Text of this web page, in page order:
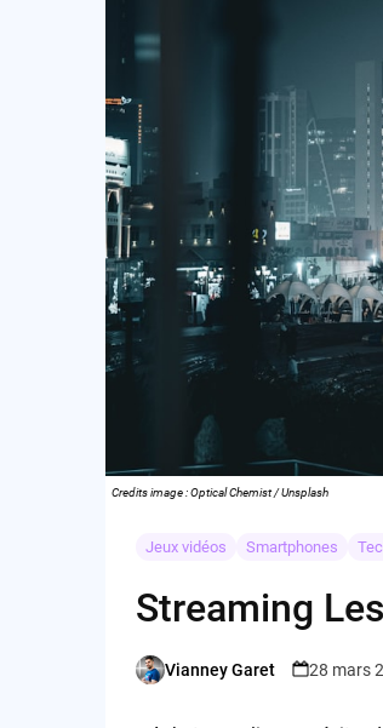
Credits image : Optical Chemist / Unsplash
Jeux vidéos Smartphones
Streaming
Posted
Vianney Garet 28 mars